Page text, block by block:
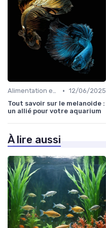
Alimentation et nutrition • 12/06/2025
Tout savoir sur le melanoide :
un allié pour votre aquarium
À lire aussi